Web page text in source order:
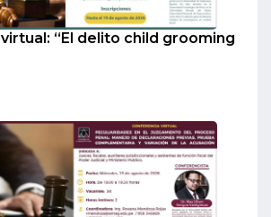
“El delito child grooming